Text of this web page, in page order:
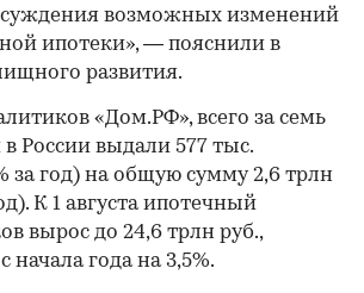
возможных изменений
ипотеки», — пояснили в
развития.
«Дом.РФ», всего за семь
России выдали 577 тыс.
за год) на общую сумму 2,6 трлн
К 1 августа ипотечный
вырос до 24,6 трлн руб.,
начала года на 3,5%.